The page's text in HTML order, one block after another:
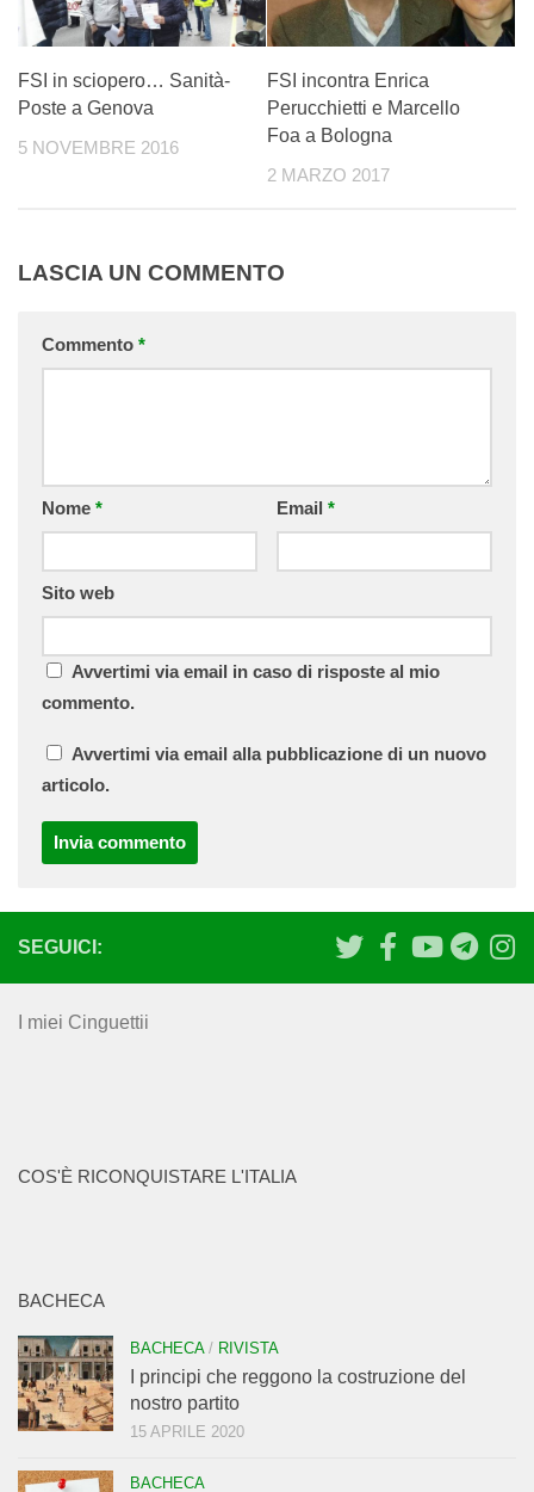
FSI in sciopero… Sanità-
Poste a Genova
5 NOVEMBRE 2016
FSI incontra Enrica
Perucchietti e Marcello
Foa a Bologna
2 MARZO 2017
LASCIA UN COMMENTO
Commento *
Nome * Email *
Sito web
Avvertimi via email in caso di risposte al mio
commento.
Avvertimi via email alla pubblicazione di un nuovo
articolo.
SEGUICI:
I miei Cinguettii
COS'È RICONQUISTARE L'ITALIA
BACHECA
BACHECA/ RIVISTA
I principi che reggono la costruzione del
nostro partito
15 APRILE 2020
BACHECA